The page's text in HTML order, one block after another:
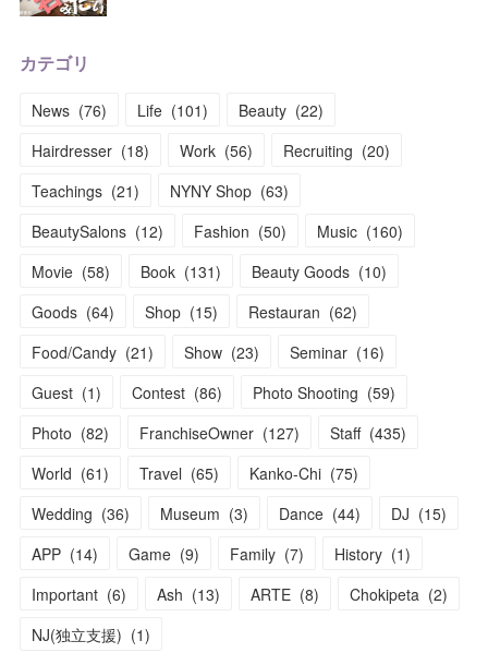
カテゴリ
News (76) Life (101) Beauty (22)
Hairdresser (18) Work (56) Recruiting (20)
Teachings (21) NYNY Shop (63)
BeautySalons (12) Fashion (50) Music (160)
Movie (58) Book (131) Beauty Goods (10)
Goods (64) Shop (15) Restauran (62)
Food/Candy (21) Show (23) Seminar (16)
Guest (1) Contest (86) Photo Shooting (59)
Photo (82) FranchiseOwner (127) Staff (435)
World (61) Travel (65) Kanko-Chi (75)
Wedding (36) Museum (3) Dance (44) DJ (15)
APP (14) Game (9) Family (7) History (1)
Important (6) Ash (13) ARTE (8) Chokipeta (2)
NJ(独立支援) (1)